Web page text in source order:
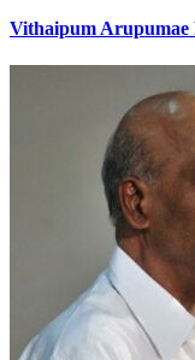
Vithaipum Arupumae